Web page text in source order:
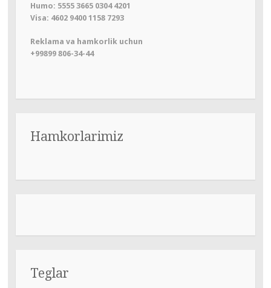
Humo: 5555 3665 0304 4201
Visa: 4602 9400 1158 7293
Reklama va hamkorlik uchun
+99899 806-34-44
Hamkorlarimiz
Teglar